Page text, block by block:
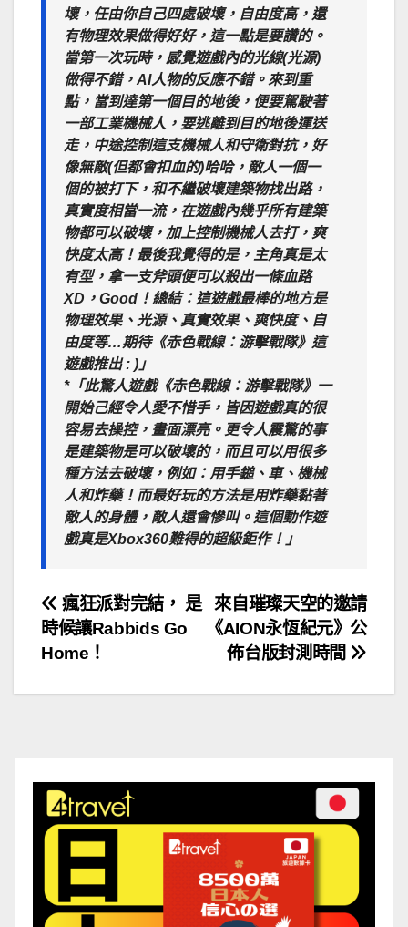
壞，任由你自己四處破壞，自由度高，還
有物理效果做得好好，這一點是要讚的。
當第一次玩時，感覺遊戲內的光線(光源)
做得不錯，AI人物的反應不錯。來到重
點，當到達第一個目的地後，便要駕駛著
一部工業機械人，要逃離到目的地後運送
走，中途控制這支機械人和守衛對抗，好
像無敵(但都會扣血的)哈哈，敵人一個一
個的被打下，和不繼破壞建築物找出路，
真實度相當一流，在遊戲內幾乎所有建築
物都可以破壞，加上控制機械人去打，爽
快度太高！最後我覺得的是，主角真是太
有型，拿一支斧頭便可以殺出一條血路
XD，Good！總結：這遊戲最棒的地方是
物理效果、光源、真實效果、爽快度、自
由度等…期待《赤色戰線：游擊戰隊》這
遊戲推出 : )」
*「此驚人遊戲《赤色戰線：游擊戰隊》一
開始己經令人愛不惜手，皆因遊戲真的很
容易去操控，畫面漂亮。更令人震驚的事
是建築物是可以破壞的，而且可以用很多
種方法去破壞，例如：用手鎚、車、機械
人和炸藥！而最好玩的方法是用炸藥黏著
敵人的身體，敵人還會慘叫。這個動作遊
戲真是Xbox360難得的超級鉅作！」
文
章
導
來自璀璨天空的邀請
《AION永恆紀元》公
佈台版封測時間
瘋狂派對完結， 是
時候讓Rabbids Go
Home！